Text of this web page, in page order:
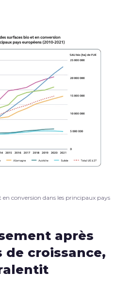
des surfaces bio et en
en conversion dans les principaux pays
après
de croissance,